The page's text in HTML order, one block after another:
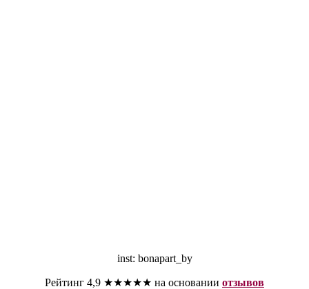
inst: bonapart_by
Рейтинг 4,9 ★★★★★ на основании отзывов